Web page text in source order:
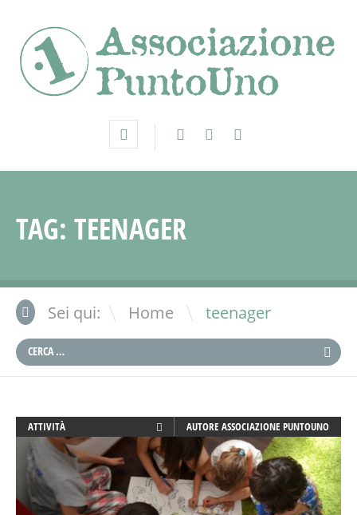
TAG: TEENAGER
Sei qui: Home \ teenager
ATTIVITÀ
BENESSERE
CORSI E ATTIVITÀ
CREATIVITÀ
DISEGNO
AUTORE ASSOCIAZIONE PUNTOUNO